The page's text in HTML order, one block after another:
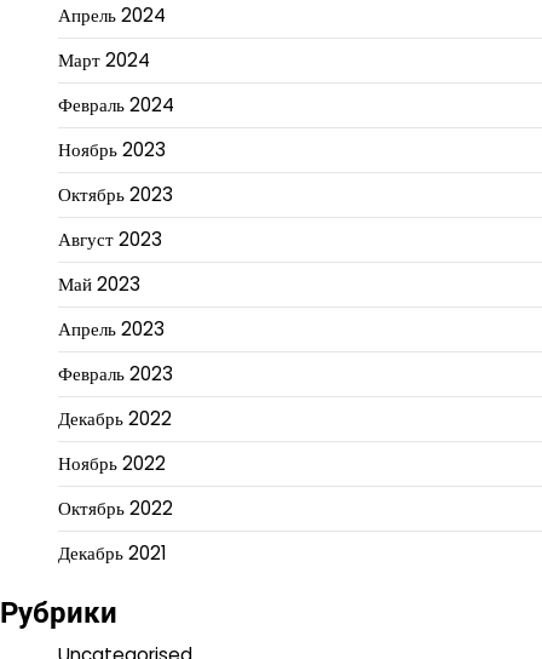
Апрель 2024
Март 2024
Февраль 2024
Ноябрь 2023
Октябрь 2023
Август 2023
Май 2023
Апрель 2023
Февраль 2023
Декабрь 2022
Ноябрь 2022
Октябрь 2022
Декабрь 2021
Рубрики